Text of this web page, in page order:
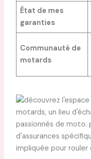
État de mes
garanties
Communauté de
motards